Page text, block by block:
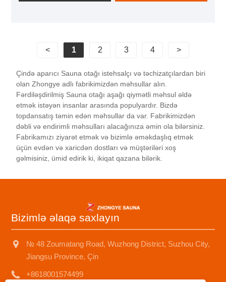
< 1 2 3 4 >
Çində aparıcı Sauna otağı istehsalçı və təchizatçılardan biri
olan Zhongye adlı fabrikimizdən məhsullar alın.
Fərdiləşdirilmiş Sauna otağı aşağı qiymətli məhsul əldə
etmək istəyən insanlar arasında populyardır. Bizdə
topdansatış təmin edən məhsullar da var. Fabrikimizdən
dəbli və endirimli məhsulları alacağınıza əmin ola bilərsiniz.
Fabrikamızı ziyarət etmək və bizimlə əməkdaşlıq etmək
üçün evdən və xaricdən dostları və müştəriləri xoş
gəlmisiniz, ümid edirik ki, ikiqat qazana bilərik.
Bizimlə əlaqə saxlayın
№ 48 Zoumatang Road, Wuzhong District, Suzhou City,
Jiangsu Province, Çin
+8618001574499